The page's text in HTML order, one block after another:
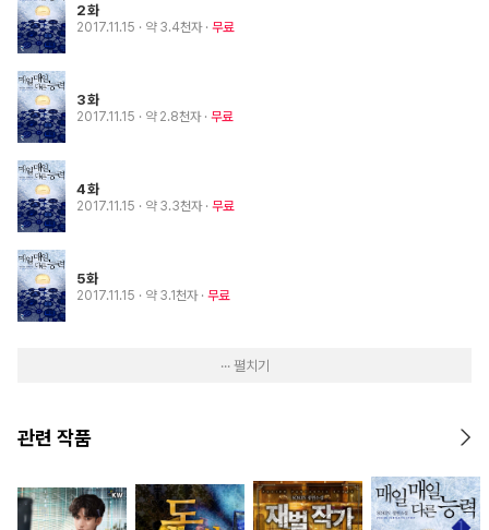
2화
2017.11.15 · 약 3.4천자 무료
3화
2017.11.15 · 약 2.8천자 무료
4화
2017.11.15 · 약 3.3천자 무료
5화
2017.11.15 · 약 3.1천자 무료
··· 펼치기
관련 작품